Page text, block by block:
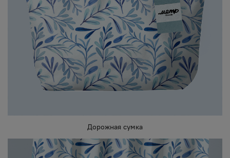
Дорожная сумка